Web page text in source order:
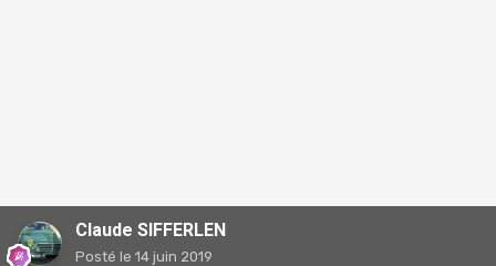
Claude SIFFERLEN
Posté le 14 juin 2019